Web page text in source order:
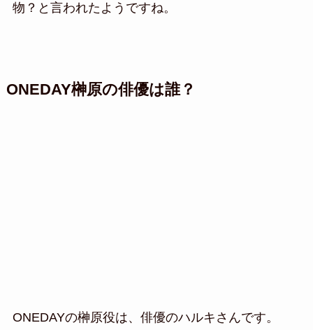
物？と言われたようですね。
ONEDAY榊原の俳優は誰？
ONEDAYの榊原役は、俳優のハルキさんです。